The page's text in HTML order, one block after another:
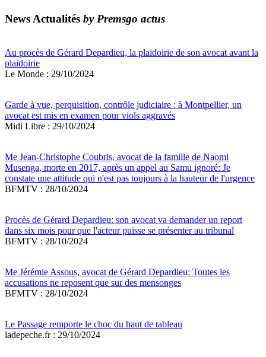
News Actualités by Premsgo actus
Au procès de Gérard Depardieu, la plaidoirie de son avocat avant la
plaidoirie
Le Monde : 29/10/2024
Garde à vue, perquisition, contrôle judiciaire : à Montpellier, un
avocat est mis en examen pour viols aggravés
Midi Libre : 29/10/2024
Me Jean-Christophe Coubris, avocat de la famille de Naomi
Musenga, morte en 2017, après un appel au Samu ignoré: Je
constate une attitude qui n'est pas toujours à la hauteur de l'urgence
BFMTV : 28/10/2024
Procès de Gérard Depardieu: son avocat va demander un report
dans six mois pour que l'acteur puisse se présenter au tribunal
BFMTV : 28/10/2024
Me Jérémie Assous, avocat de Gérard Depardieu: Toutes les
accusations ne reposent que sur des mensonges
BFMTV : 28/10/2024
Le Passage remporte le choc du haut de tableau
ladepeche.fr : 29/10/2024